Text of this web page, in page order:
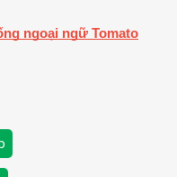
ngoại ngữ Tomato